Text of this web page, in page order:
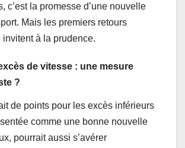
c’est la promesse d’une nouvelle
Mais les premiers retours
invitent à la prudence.
de vitesse : une mesure
?
de points pour les excès inférieurs
comme une bonne nouvelle
pourrait aussi s’avérer